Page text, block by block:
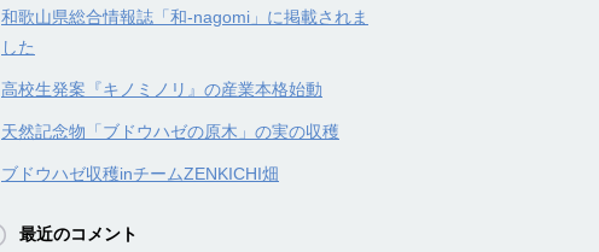
和歌山県総合情報誌「和-nagomi」に掲載されま
した
高校生発案『キノミノリ』の産業本格始動
天然記念物「ブドウハゼの原木」の実の収穫
ブドウハゼ収穫inチームZENKICHI畑
最近のコメント